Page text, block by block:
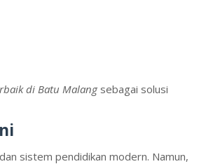
di Batu Malangsebagai solusi
sistem pendidikan modern. Namun,